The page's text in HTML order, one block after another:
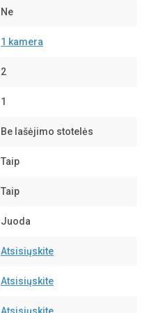
Ne
1 kamera
2
1
Be lašėjimo stotelės
Taip
Taip
Juoda
Atsisiųskite
Atsisiųskite
Atsisiųskite